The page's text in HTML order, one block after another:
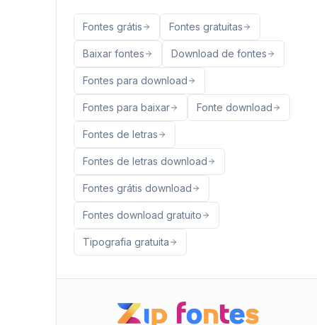
Fontes grátis Fontes gratuitas
Baixar fontes Download de fontes
Fontes para download
Fontes para baixar Fonte download
Fontes de letras
Fontes de letras download
Fontes grátis download
Fontes download gratuito
Tipografia gratuita